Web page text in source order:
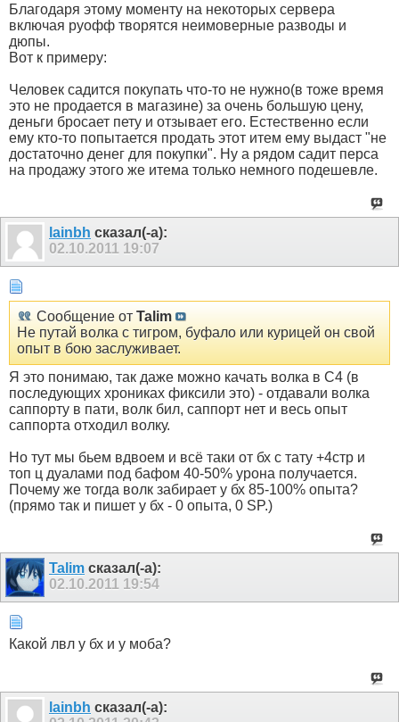
Благодаря этому моменту на некоторых сервера
включая руофф творятся неимоверные разводы и
дюпы.
Вот к примеру:
Человек садится покупать что-то не нужно(в тоже время
это не продается в магазине) за очень большую цену,
деньги бросает пету и отзывает его. Естественно если
ему кто-то попытается продать этот итем ему выдаст "не
достаточно денег для покупки". Ну а рядом садит перса
на продажу этого же итема только немного подешевле.
lainbh сказал(-а):
02.10.2011 19:07
Сообщение от Talim
Не путай волка с тигром, буфало или курицей он свой
опыт в бою заслуживает.
Я это понимаю, так даже можно качать волка в С4 (в
последующих хрониках фиксили это) - отдавали волка
саппорту в пати, волк бил, саппорт нет и весь опыт
саппорта отходил волку.
Но тут мы бьем вдвоем и всё таки от бх с тату +4стр и
топ ц дуалами под бафом 40-50% урона получается.
Почему же тогда волк забирает у бх 85-100% опыта?
(прямо так и пишет у бх - 0 опыта, 0 SP.)
Talim сказал(-а):
02.10.2011 19:54
Какой лвл у бх и у моба?
lainbh сказал(-а):